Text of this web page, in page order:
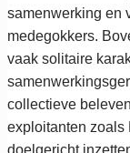
samenwerking en
medegokkers.
vaak solitaire
collectieve
exploitanten zoals